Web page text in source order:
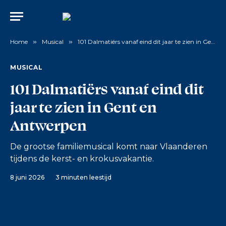
Home » Musical » 101 Dalmatiërs vanaf eind dit jaar te zien in Gent en Antwerpen
MUSICAL
101 Dalmatiërs vanaf eind dit
jaar te zien in Gent en
Antwerpen
De grootse familiemusical komt naar Vlaanderen
tijdens de kerst- en krokusvakantie.
8 juni 2026 3 minuten leestijd